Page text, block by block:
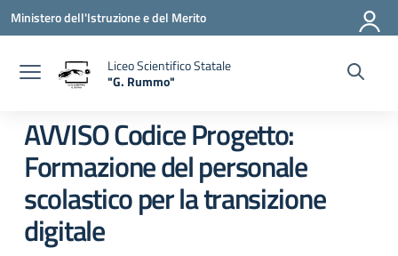
Vai ai contenuti
Vai al menu di navigazione
Vai al footer
Ministero dell'Istruzione e del Merito
Liceo Scientifico Statale
"G. Rummo"
AVVISO Codice Progetto:
Formazione del personale
scolastico per la transizione
digitale